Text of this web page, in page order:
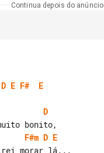
Continua depois do anúncio
D E F# E
D
F#m D E